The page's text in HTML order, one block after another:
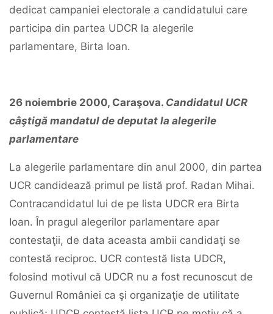
dedicat campaniei electorale a candidatului care
participa din partea UDCR la alegerile
parlamentare, Birta Ioan.
26 noiembrie 2000, Caraşova. Candidatul UCR
câştigă mandatul de deputat la alegerile
parlamentare
La alegerile parlamentare din anul 2000, din partea
UCR candidează primul pe listă prof. Radan Mihai.
Contracandidatul lui de pe lista UDCR era Birta
Ioan. În pragul alegerilor parlamentare apar
contestaţii, de data aceasta ambii candidaţi se
contestă reciproc. UCR contestă lista UDCR,
folosind motivul că UDCR nu a fost recunoscut de
Guvernul României ca şi organizaţie de utilitate